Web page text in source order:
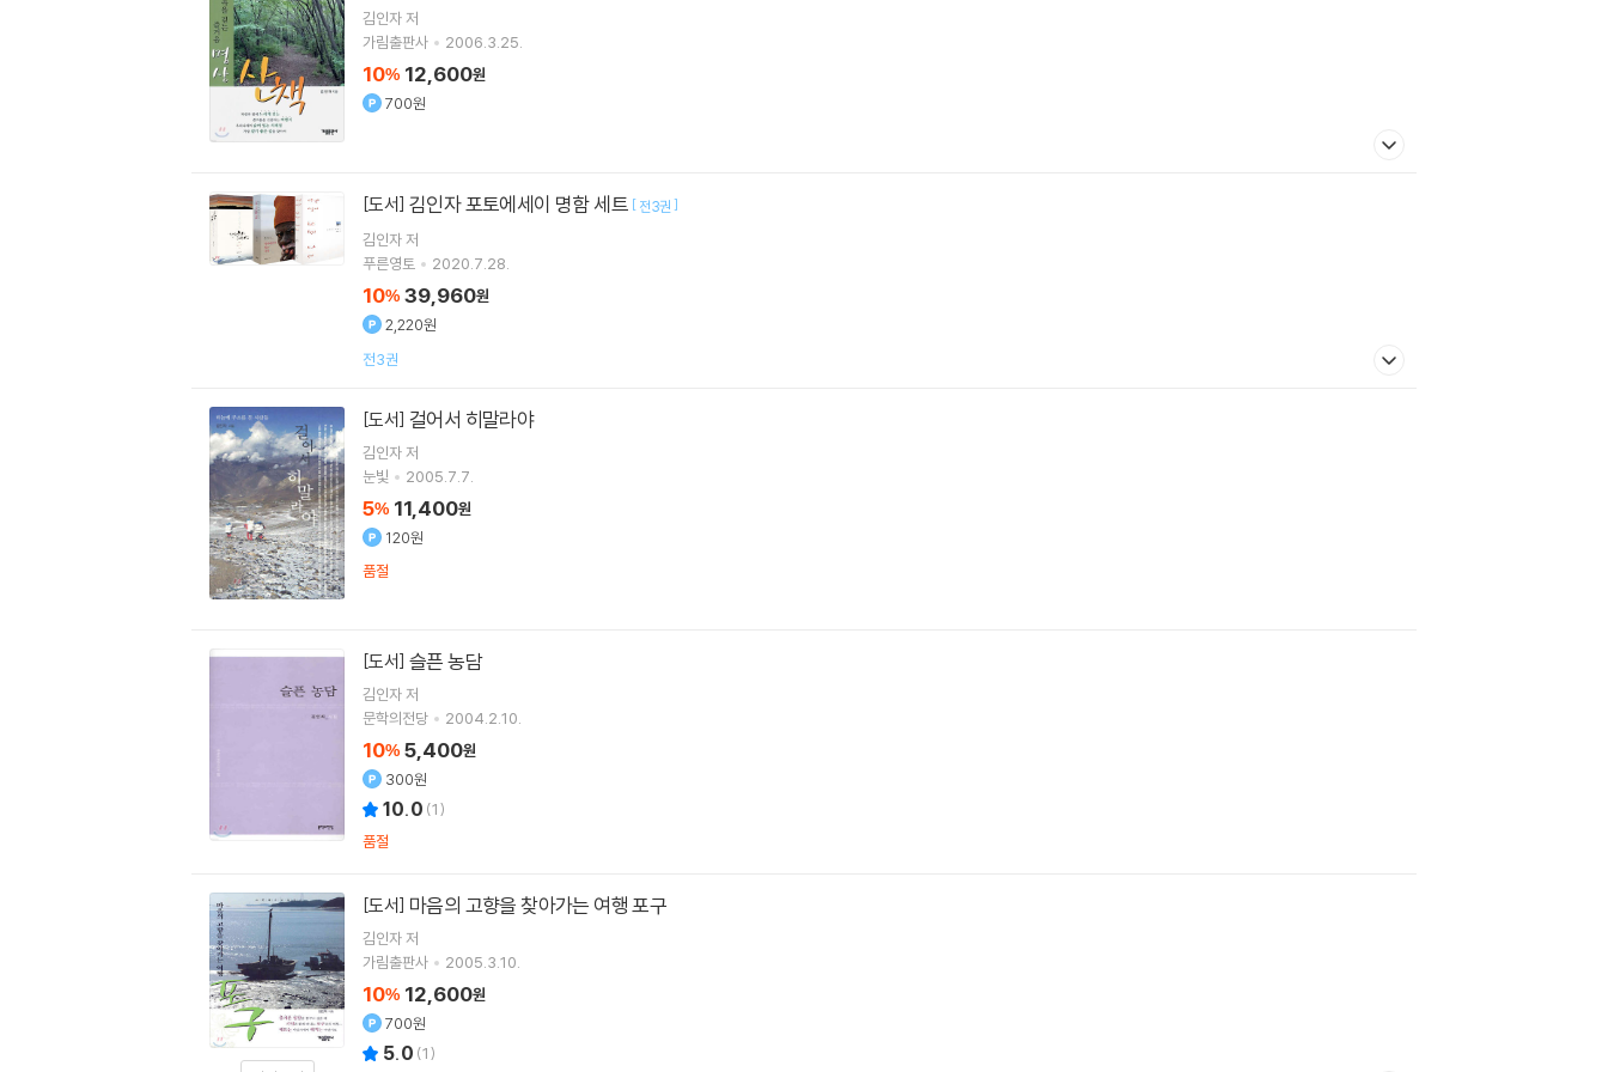
김인자저
가림출판사
2006.3.25.
10% 12,600원
700원
[도서] 김인자 포토에세이 명함 세트 [ 전3권 ]
김인자저
푸른영토
2020.7.28.
10% 39,960원
2,220원
전3권
[도서] 걸어서 히말라야
김인자저
눈빛
2005.7.7.
5% 11,400원
120원
품절
[도서] 슬픈 농담
김인자저
문학의전당
2004.2.10.
10% 5,400원
300원
10.0 (1)
품절
[도서] 마음의 고향을 찾아가는 여행 포구
김인자저
가림출판사
2005.3.10.
10% 12,600원
700원
5.0 (1)